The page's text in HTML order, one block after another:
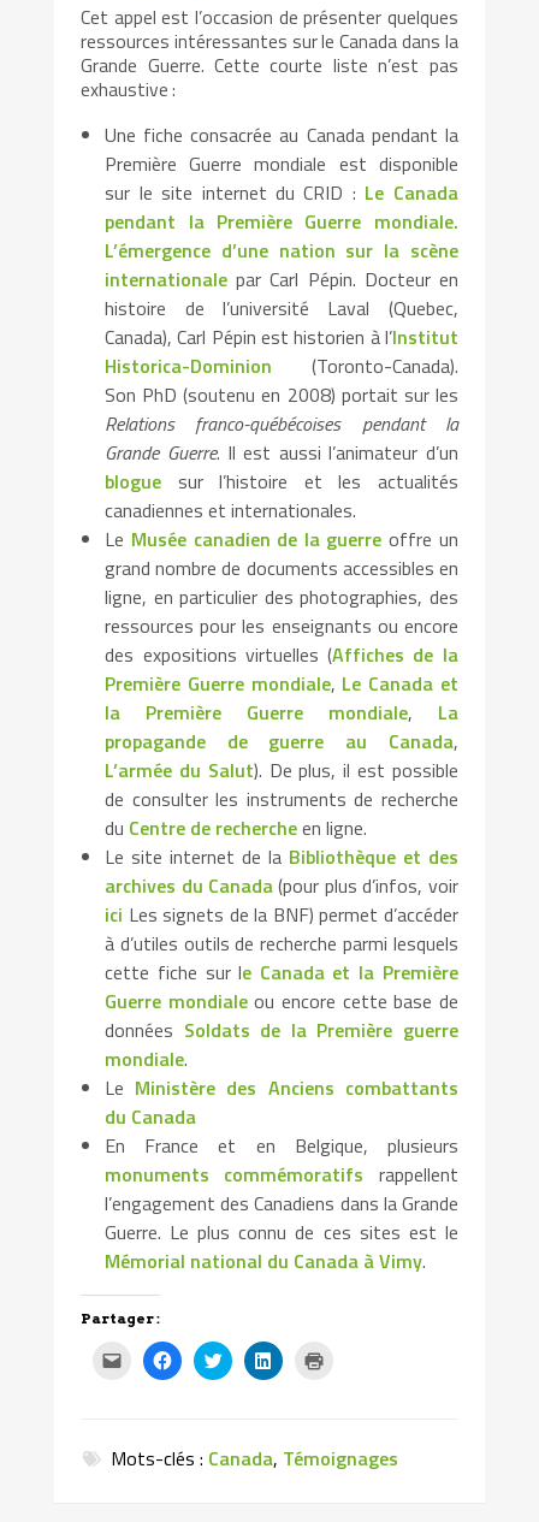
Cet appel est l’occasion de présenter quelques
ressources intéressantes sur le Canada dans la
Grande Guerre. Cette courte liste n’est pas
exhaustive :
Une fiche consacrée au Canada pendant la
Première Guerre mondiale est disponible
sur le site internet du CRID : Le Canada
pendant la Première Guerre mondiale.
L’émergence d’une nation sur la scène
internationale par Carl Pépin. Docteur en
histoire de l’université Laval (Quebec,
Canada), Carl Pépin est historien à l’Institut
Historica-Dominion (Toronto-Canada).
Son PhD (soutenu en 2008) portait sur les
Relations franco-québécoises pendant la
Grande Guerre. Il est aussi l’animateur d’un
blogue sur l’histoire et les actualités
canadiennes et internationales.
Le Musée canadien de la guerre offre un
grand nombre de documents accessibles en
ligne, en particulier des photographies, des
ressources pour les enseignants ou encore
des expositions virtuelles (Affiches de la
Première Guerre mondiale, Le Canada et
la Première Guerre mondiale, La
propagande de guerre au Canada,
L’armée du Salut). De plus, il est possible
de consulter les instruments de recherche
du Centre de rechercheen ligne.
Le site internet de la Bibliothèque et des
archives du Canada(pour plus d’infos, voir
ici Les signets de la BNF) permet d’accéder
à d’utiles outils de recherche parmi lesquels
cette fiche sur le Canada et la Première
Guerre mondialeou encore cette base de
données Soldats de la Première guerre
mondiale.
Le Ministère des Anciens combattants
du Canada
En France et en Belgique, plusieurs
monuments commémoratifs rappellent
l’engagement des Canadiens dans la Grande
Guerre. Le plus connu de ces sites est le
Mémorial national du Canada à Vimy.
Partager :
Cliquez
pour
envoyer
un
ami(ouvre
Cliquez
pour
partager
nouvelle
fenêtre)
Cliquez
pour
partager
nouvelle
fenêtre)
Cliquez
pour
nouvelle
fenêtre)
Mots-clés : Canada, Témoignages